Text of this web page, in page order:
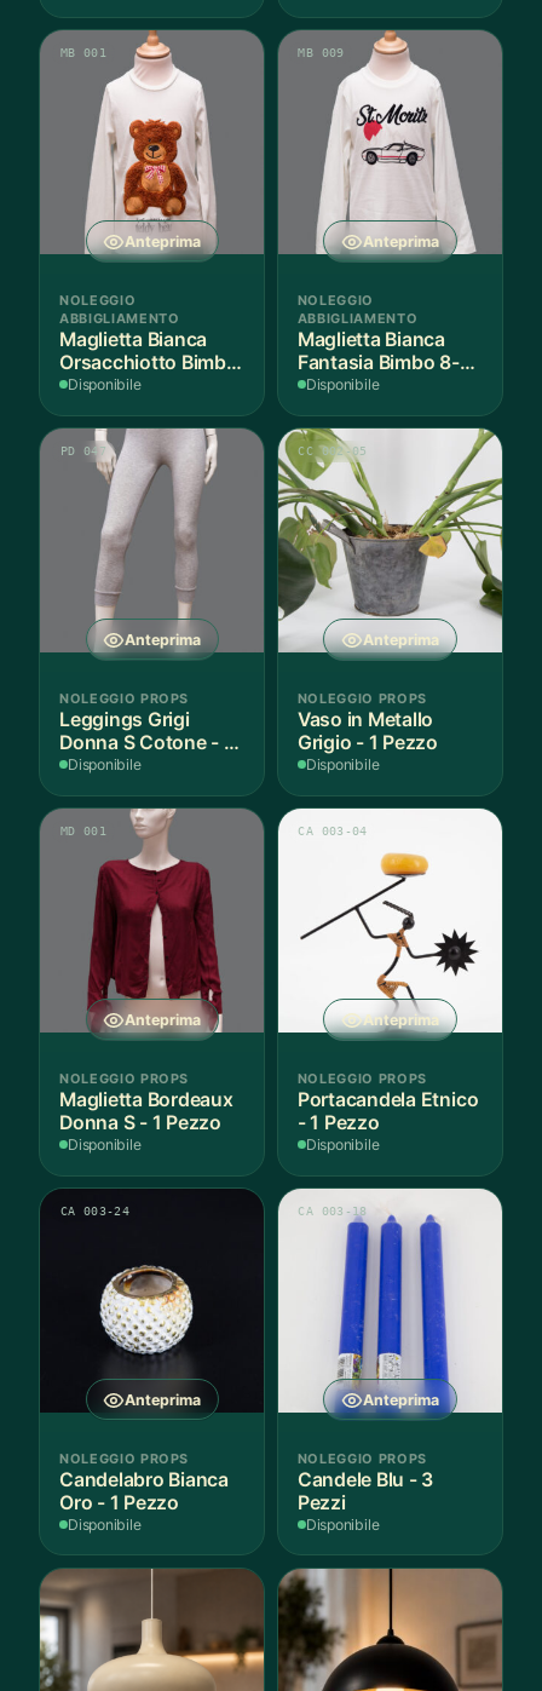
Anteprima
MB 001
NOLEGGIO
ABBIGLIAMENTO
Maglietta Bianca
Orsacchiotto Bimbo
6-7 Anni Cotone - 1
Disponibile
Anteprima
MB 009
NOLEGGIO
ABBIGLIAMENTO
Maglietta Bianca
Fantasia Bimbo 8-9
Anni Cotone - 1
Disponibile
Anteprima
PD 047
NOLEGGIO PROPS
Leggings Grigi
Donna S Cotone - 1
Paio
Disponibile
Anteprima
CC 002-05
NOLEGGIO PROPS
Vaso in Metallo
Grigio - 1 Pezzo
Disponibile
Anteprima
MD 001
NOLEGGIO PROPS
Maglietta Bordeaux
Donna S - 1 Pezzo
Disponibile
Anteprima
CA 003-04
NOLEGGIO PROPS
Portacandela Etnico
- 1 Pezzo
Disponibile
Anteprima
CA 003-24
NOLEGGIO PROPS
Candelabro Bianca
Oro - 1 Pezzo
Disponibile
Anteprima
CA 003-18
NOLEGGIO PROPS
Candele Blu - 3
Pezzi
Disponibile